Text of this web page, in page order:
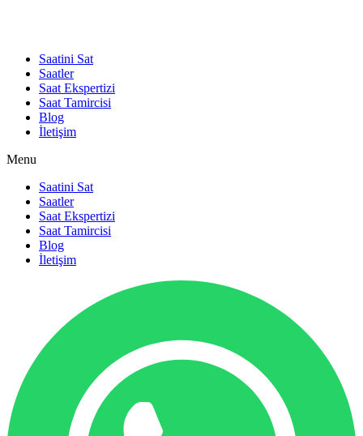
Saatini Sat
Saatler
Saat Ekspertizi
Saat Tamircisi
Blog
İletişim
Menu
Saatini Sat
Saatler
Saat Ekspertizi
Saat Tamircisi
Blog
İletişim